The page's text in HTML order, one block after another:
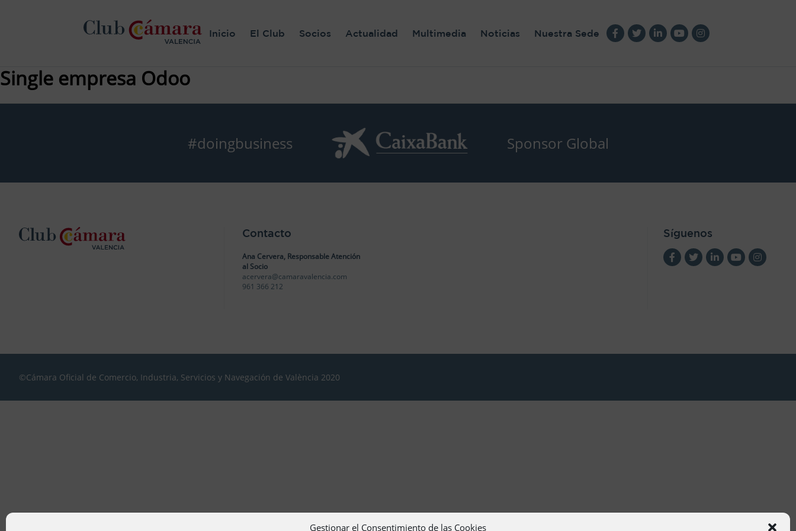
Gestionar el Consentimiento de las Cookies
Inicio El Club Socios Actualidad Multimedia Noticias Nuestra Sede
Single empresa Odoo
#doingbusiness Sponsor Global
Contacto
Ana Cervera, Responsable Atención
al Socio
acervera@camaravalencia.com
961 366 212
Síguenos
©Cámara Oficial de Comercio, Industria, Servicios y Navegación de València 2020